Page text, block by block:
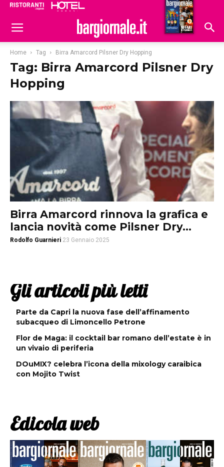
Hoteldomani
Home Tag Birra Amarcord Pilsner Dry Hopping
Tag: Birra Amarcord Pilsner Dry
Hopping
Birra Amarcord rinnova la grafica e
lancia novità come Pilsner Dry...
Rodolfo Guarnieri 23 Gennaio 2025
Gli articoli più letti
Parte da Capri la nuova fase dell’affinamento
subacqueo di Limoncello Petrone
Flor de Maga: il cocktail bar romano dell’estate è in
un vivaio di periferia
DOuMIX? celebra l’icona della mixology caraibica
con Mojito Twist
Edicola web